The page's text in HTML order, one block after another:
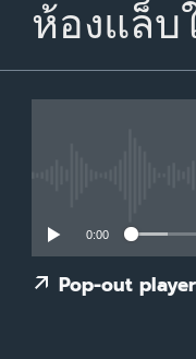
ห้องแล็บ
0:00
Pop-out player